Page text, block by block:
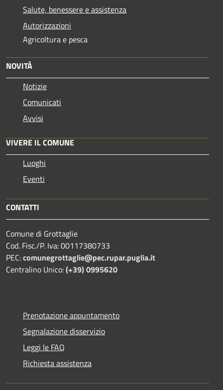
Salute, benessere e assistenza
Autorizzazioni
Agricoltura e pesca
NOVITÀ
Notizie
Comunicati
Avvisi
VIVERE IL COMUNE
Luoghi
Eventi
CONTATTI
Comune di Grottaglie
Cod. Fisc./P. Iva: 00117380733
PEC:comunegrottaglie@pec.rupar.puglia.it
Centralino Unico:(+39) 0995620
Prenotazione appuntamento
Segnalazione disservizio
Leggi le FAQ
Richiesta assistenza